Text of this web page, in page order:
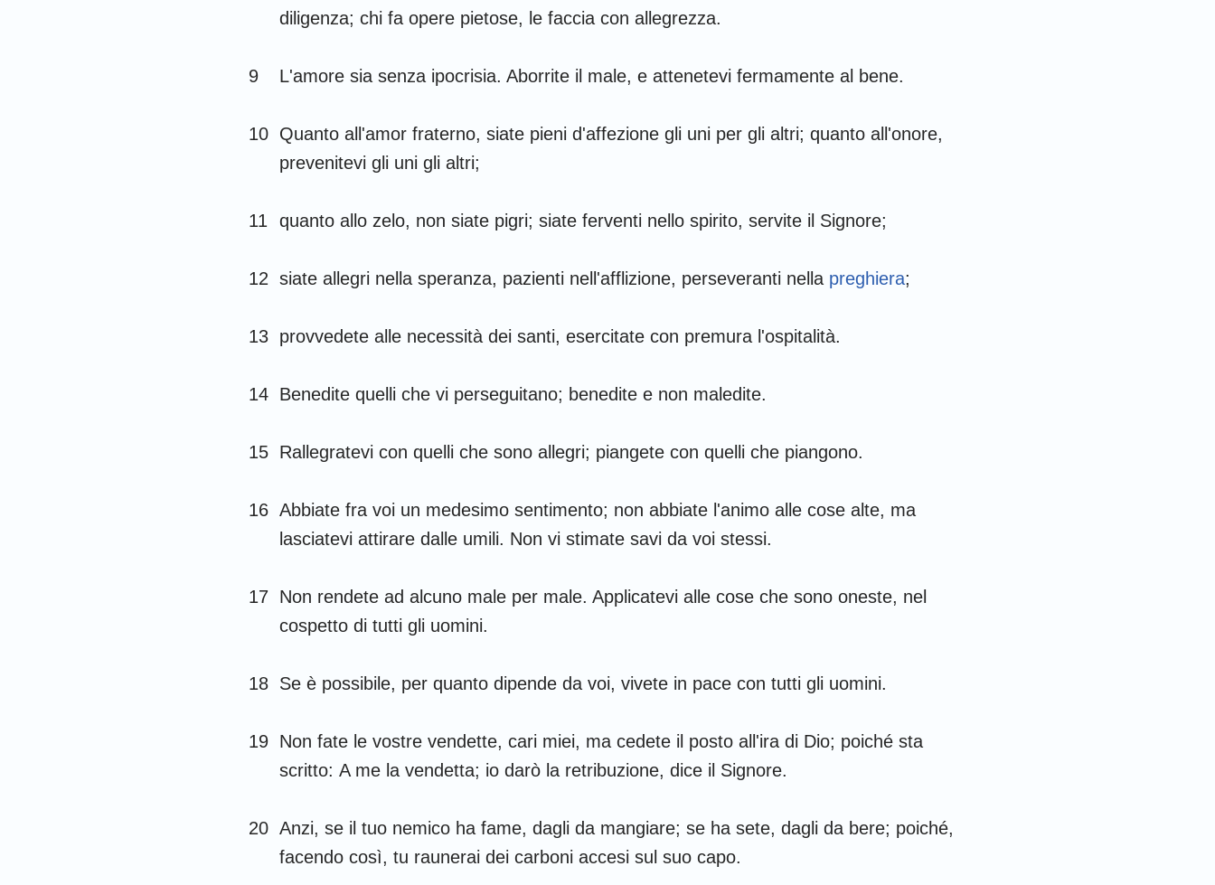
Aggeo Zaccaria
Malachia
diligenza; chi fa opere pietose, le faccia con allegrezza.
9 L'amore sia senza ipocrisia. Aborrite il male, e attenetevi fermamente al bene.
10 Quanto all'amor fraterno, siate pieni d'affezione gli uni per gli altri; quanto all'onore,
prevenitevi gli uni gli altri;
11 quanto allo zelo, non siate pigri; siate ferventi nello spirito, servite il Signore;
12 siate allegri nella speranza, pazienti nell'afflizione, perseveranti nella preghiera;
13 provvedete alle necessità dei santi, esercitate con premura l'ospitalità.
14 Benedite quelli che vi perseguitano; benedite e non maledite.
15 Rallegratevi con quelli che sono allegri; piangete con quelli che piangono.
16 Abbiate fra voi un medesimo sentimento; non abbiate l'animo alle cose alte, ma
lasciatevi attirare dalle umili. Non vi stimate savi da voi stessi.
17 Non rendete ad alcuno male per male. Applicatevi alle cose che sono oneste, nel
cospetto di tutti gli uomini.
18 Se è possibile, per quanto dipende da voi, vivete in pace con tutti gli uomini.
19 Non fate le vostre vendette, cari miei, ma cedete il posto all'ira di Dio; poiché sta
scritto: A me la vendetta; io darò la retribuzione, dice il Signore.
20 Anzi, se il tuo nemico ha fame, dagli da mangiare; se ha sete, dagli da bere; poiché,
facendo così, tu raunerai dei carboni accesi sul suo capo.